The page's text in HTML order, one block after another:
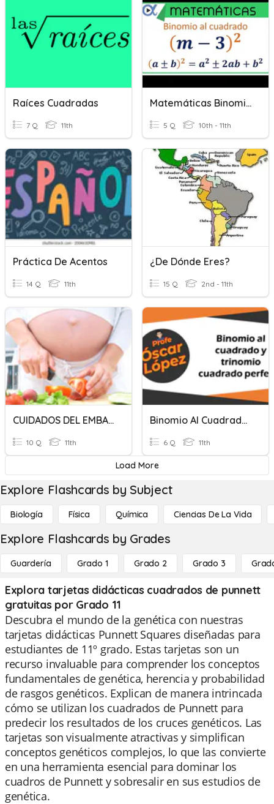
Raíces Cuadradas
7 Q 11th
Matemáticas Binomio De Cuadrados
5 Q 10th - 11th
Práctica De Acentos
14 Q 11th
¿De Dónde Eres?
15 Q 2nd - 11th
CUIDADOS DEL EMBARAZO
10 Q 11th
Binomio Al Cuadrado Y Trinomio Cuadrado Perfecto
6 Q 11th
Load More
Explore Flashcards by Subject
Biología Física Química Ciencias De La Vida
Explore Flashcards by Grades
Guardería Grado 1 Grado 2 Grado 3
Explora tarjetas didácticas cuadrados de punnett
gratuitas por Grado 11
Descubra el mundo de la genética con nuestras
tarjetas didácticas Punnett Squares diseñadas para
estudiantes de 11º grado. Estas tarjetas son un
recurso invaluable para comprender los conceptos
fundamentales de genética, herencia y probabilidad
de rasgos genéticos. Explican de manera intrincada
cómo se utilizan los cuadrados de Punnett para
predecir los resultados de los cruces genéticos. Las
tarjetas son visualmente atractivas y simplifican
conceptos genéticos complejos, lo que las convierte
en una herramienta esencial para dominar los
cuadros de Punnett y sobresalir en sus estudios de
genética.